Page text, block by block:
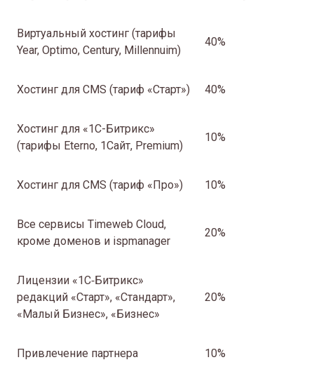
Виртуальный хостинг (тарифы
Year, Optimo, Century, Millennuim)
40%
Хостинг для CMS (тариф «Старт») 40%
Хостинг для «1С-Битрикс»
(тарифы Eterno, 1Сайт, Premium)
10%
Хостинг для CMS (тариф «Про») 10%
Все сервисы Timeweb Cloud,
кроме доменов и ispmanager
20%
Лицензии «1С‑Битрикс»
редакций «Старт», «Стандарт»,
«Малый Бизнес», «Бизнес»
20%
Привлечение партнера 10%